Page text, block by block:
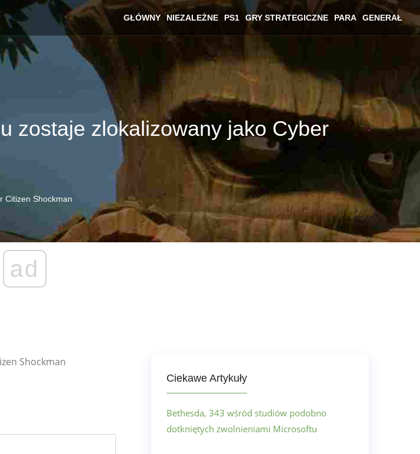
GŁÓWNY NIEZALEŻNE PS1 GRY STRATEGICZNE PARA GENERAŁ
zostaje zlokalizowany jako Cyber
​​Citizen Shockman
ad
Shockman
Ciekawe Artykuły
Bethesda, 343 wśród studiów podobno
dotkniętych zwolnieniami Microsoftu